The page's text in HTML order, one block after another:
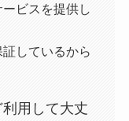
ビスを提供し
しているから
用して大丈